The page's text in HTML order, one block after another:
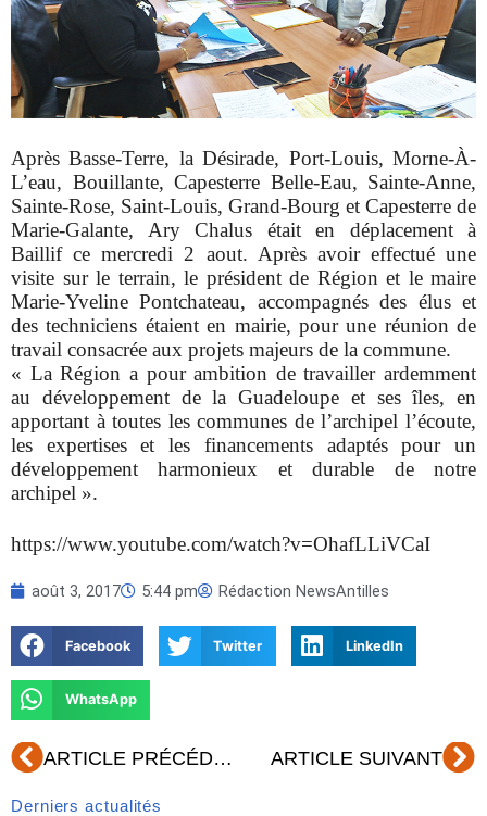
Après Basse-Terre, la Désirade, Port-Louis, Morne-À-
L’eau, Bouillante, Capesterre Belle-Eau, Sainte-Anne,
Sainte-Rose, Saint-Louis, Grand-Bourg et Capesterre de
Marie-Galante, Ary Chalus était en déplacement à
Baillif ce mercredi 2 aout. Après avoir effectué une
visite sur le terrain, le président de Région et le maire
Marie-Yveline Pontchateau, accompagnés des élus et
des techniciens étaient en mairie, pour une réunion de
travail consacrée aux projets majeurs de la commune.
« La Région a pour ambition de travailler ardemment
au développement de la Guadeloupe et ses îles, en
apportant à toutes les communes de l’archipel l’écoute,
les expertises et les financements adaptés pour un
développement harmonieux et durable de notre
archipel ».
https://www.youtube.com/watch?v=OhafLLiVCaI
août 3, 2017 5:44 pm Rédaction NewsAntilles
Facebook Twitter LinkedIn
WhatsApp
Précédent ARTICLE PRÉCÉDENT ARTICLE SUIVANT
Derniers actualités